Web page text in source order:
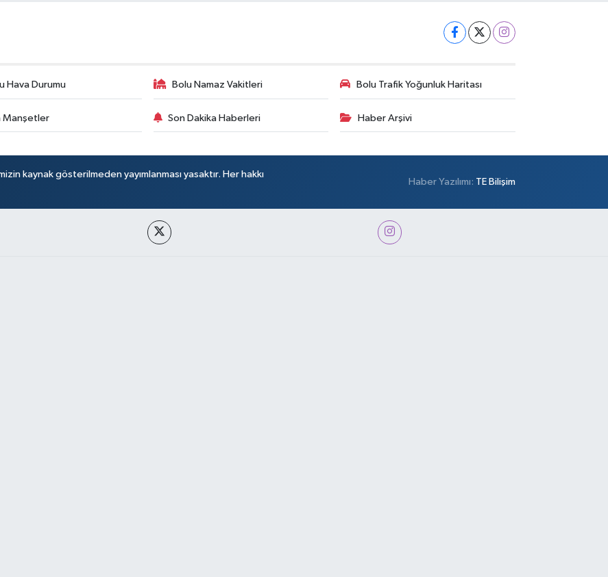
Hava Durumu Bolu Namaz Vakitleri Bolu Trafik Yoğunluk Haritası
Manşetler Son Dakika Haberleri Haber Arşivi
kaynak gösterilmeden yayımlanması yasaktır. Her hakkı
Haber Yazılımı: TE Bilişim